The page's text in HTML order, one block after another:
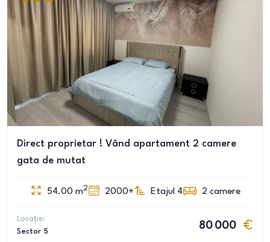
Direct proprietar ! Vând apartament 2 camere
gata de mutat
54.00 m2 2000+ Etajul 4 2 camere
Locație:
Sector 5
80 000